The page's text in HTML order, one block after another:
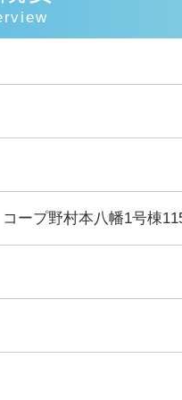
ープ野村本八幡1号棟